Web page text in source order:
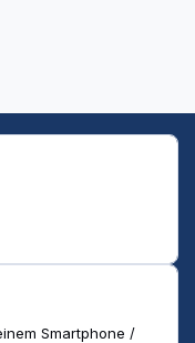
Smartphone /